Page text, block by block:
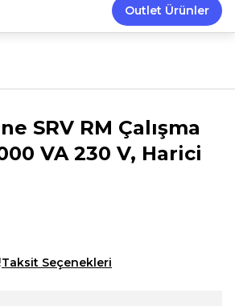
Outlet Ürünler
SRV RM Çalışma
VA 230 V, Harici
Taksit Seçenekleri